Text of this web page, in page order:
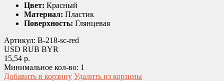
Цвет: Красный
Материал: Пластик
Поверхность: Глянцевая
Артикул: B-218-sc-red
USD RUB BYR
15,54 р.
Минимальное кол-во: 1
Добавить в корзину Удалить из корзины